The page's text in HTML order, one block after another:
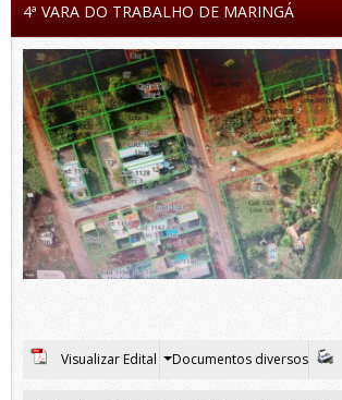
4ª VARA DO TRABALHO DE MARINGÁ
Visualizar Edital Documentos diversos